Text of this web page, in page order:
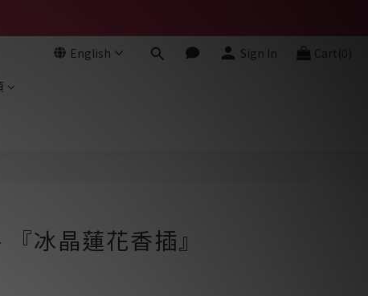
English Sign In Cart(0)
冰晶蓮花香插』